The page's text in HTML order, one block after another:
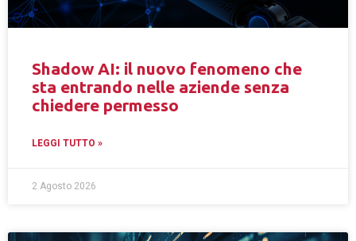
Shadow AI: il nuovo fenomeno che
sta entrando nelle aziende senza
chiedere permesso
LEGGI TUTTO »
2 Agosto 2026